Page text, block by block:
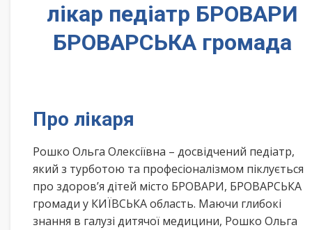
лікар педіатр БРОВАРИ
БРОВАРСЬКА громада
Про лікаря
Рошко Ольга Олексіївна – досвідчений педіатр,
який з турботою та професіоналізмом піклується
про здоров’я дітей місто БРОВАРИ, БРОВАРСЬКА
громади у КИЇВСЬКА область. Маючи глибокі
знання в галузі дитячої медицини, Рошко Ольга